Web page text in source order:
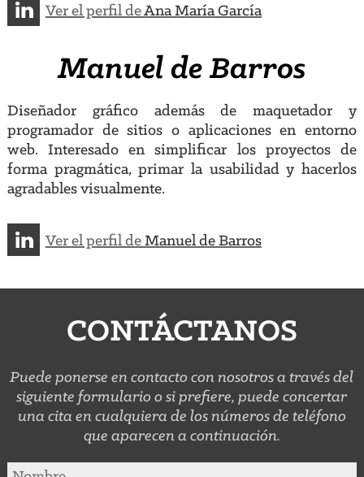
Ver el perfil deAna María García
Manuel de Barros
Diseñador gráfico además de maquetador y
programador de sitios o aplicaciones en entorno
web. Interesado en simplificar los proyectos de
forma pragmática, primar la usabilidad y hacerlos
agradables visualmente.
Ver el perfil de Manuel de Barros
CONTÁCTANOS
Puede ponerse en contacto con nosotros a través del
siguiente formulario o si prefiere, puede concertar
una cita en cualquiera de los números de teléfono
que aparecen a continuación.